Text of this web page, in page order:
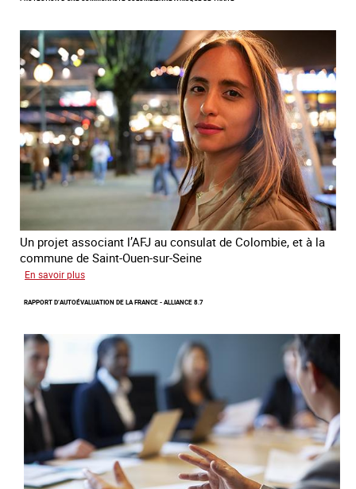
formation
en
ligne
sur
traite
et
le
conflit
en
Un projet associant l’AFJ au consulat de Colombie, et à la
commune de Saint-Ouen-sur-Seine
En savoir plus
d’une
colombienne
risque
de
RAPPORT D’AUTOÉVALUATION DE LA FRANCE - ALLIANCE 8.7